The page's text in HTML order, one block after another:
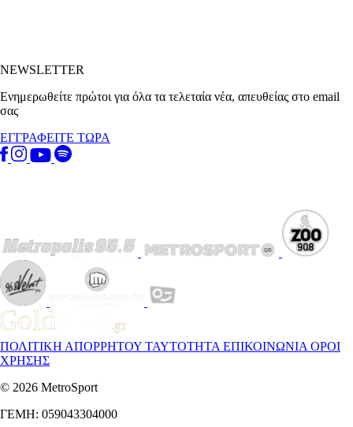
NEWSLETTER
Ενημερωθείτε πρώτοι για όλα τα τελεταία νέα, απευθείας στο email
σας
ΕΓΓΡΑΦΕΙΤΕ ΤΩΡΑ
ΠΟΛΙΤΙΚΗ ΑΠΟΡΡΗΤΟΥ ΤΑΥΤΟΤΗΤΑ ΕΠΙΚΟΙΝΩΝΙΑ ΟΡΟΙ
ΧΡΗΣΗΣ
© 2026 MetroSport
ΓΕΜΗ: 059043304000